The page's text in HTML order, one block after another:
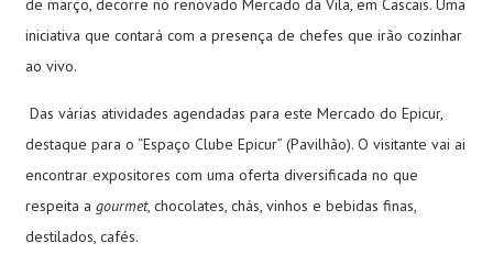
de março, decorre no renovado Mercado da Vila, em Cascais. Uma
iniciativa que contará com a presença de chefes que irão cozinhar
ao vivo.
Das várias atividades agendadas para este Mercado do Epicur,
destaque para o “Espaço Clube Epicur” (Pavilhão). O visitante vai ai
encontrar expositores com uma oferta diversificada no que
respeita a gourmet, chocolates, chás, vinhos e bebidas finas,
destilados, cafés.